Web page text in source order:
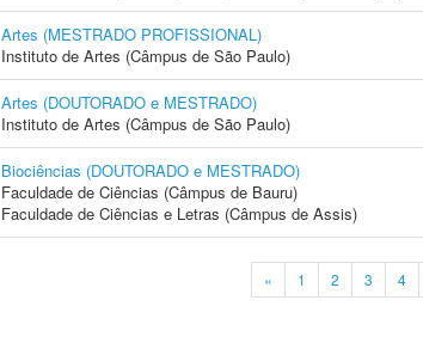
Artes (MESTRADO PROFISSIONAL)
Instituto de Artes (Câmpus de São Paulo)
Artes (DOUTORADO e MESTRADO)
Instituto de Artes (Câmpus de São Paulo)
Biociências (DOUTORADO e MESTRADO)
Faculdade de Ciências (Câmpus de Bauru)
Faculdade de Ciências e Letras (Câmpus de Assis)
« 1 2 3 4